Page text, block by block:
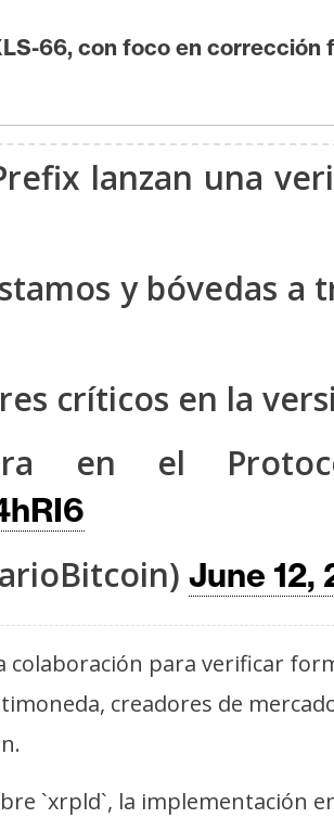
66, con foco en
lanzan una
y bóvedas
críticos en la
en el
June 12,
para verificar
creadores de
`xrpld`, la implementación